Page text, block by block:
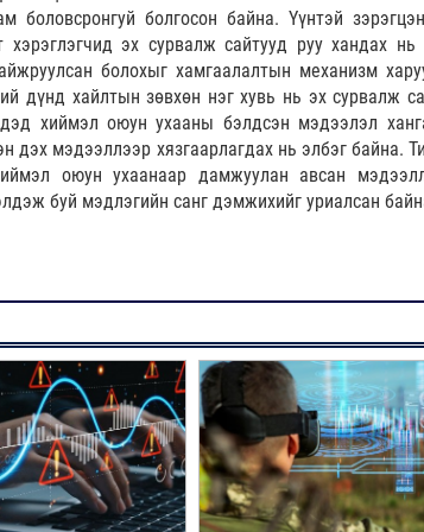
боловсронгуй болгосон байна. Үүнтэй
эх сурвалж сайтууд руу хандах нь
болохыг хамгаалалтын механизм
дүнд хайлтын зөвхөн нэг хувь нь эх сурвалж
хиймэл оюун ухааны бэлдсэн мэдээлэл
дэх мэдээллээр хязгаарлагдах нь элбэг байна.
оюун ухаанаар дамжуулан авсан
буй мэдлэгийн санг дэмжихийг уриалсан